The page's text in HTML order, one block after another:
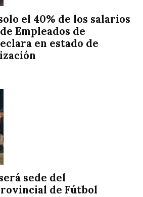
el 40% de los salarios
Empleados de
en estado de
sede del
de Fútbol